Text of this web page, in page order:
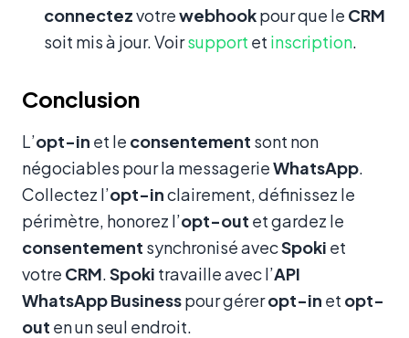
connectezvotrewebhookpour que le CRM
soit mis à jour. Voirsupport et inscription.
Conclusion
L’opt-in et le consentement sont non
négociables pour la messagerieWhatsApp.
Collectez l’opt-inclairement, définissez le
périmètre, honorez l’opt-out et gardez le
consentement synchronisé avecSpoki et
votre CRM.Spoki travaille avec l’API
WhatsApp Businesspour géreropt-in et opt-
out en un seul endroit.